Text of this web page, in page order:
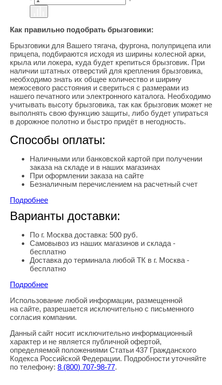
Как правильно подобрать брызговики:
Брызговики для Вашего тягача, фургона, полуприцепа или
прицепа, подбираются исходя из ширины колесной арки,
крыла или локера, куда будет крепиться брызговик. При
наличии штатных отверстий для крепления брызговика,
необходимо знать их общее количество и ширину
межосевого расстояния и свериться с размерами из
нашего печатного или электронного каталога. Необходимо
учитывать высоту брызговика, так как брызговик может не
выполнять свою функцию защиты, либо будет упираться
в дорожное полотно и быстро придёт в негодность.
Способы оплаты:
Наличными или банковской картой при получении
заказа на складе и в наших магазинах
При оформлении заказа на сайте
Безналичным перечислением на расчетный счет
Подробнее
Варианты доставки:
По г. Москва доставка: 500 руб.
Самовывоз из наших магазинов и склада -
бесплатно
Доставка до терминала любой ТК в г. Москва -
бесплатно
Подробнее
Правовая информация
Использование любой информации, размещенной
на сайте, разрешается исключительно с письменного
согласия компании.
Данный сайт носит исключительно информационный
характер и не является публичной офертой,
определяемой положениями Статьи 437 Гражданского
Кодекса Российской Федерации. Подробности уточняйте
по телефону: 8 (800) 707-98-77.